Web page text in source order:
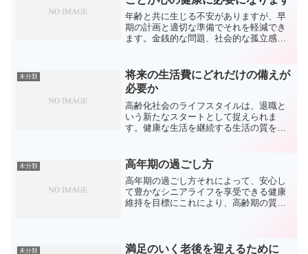
年齢と共に生じる不安がありますが、早
期の計画と適切な準備でそれを軽減でき
ます。金銭的な問題、社会的な孤立感、
幸せな高齢生活を送るためには、経済計
画を立て、健康を維持する...
未分類
将来の生活費にどれだけの備えが
必要か
高齢化社会のライフスタイルは、退職と
いう新たなスタートとして捉えられま
す。健康な生活を継続する生活の質を維
し、健康を保ちながら満足のいく晩年を
過ごすことを目標としていま...
未分類 高年期の過ごし方
高年期の過ごし方それによって、安心し
て豊かなシニアライフを享受できる健康
維持を目標にこれにより、高齢期の質を
生活設計における具体的な...
未分類 満足のいく老後を迎えるために